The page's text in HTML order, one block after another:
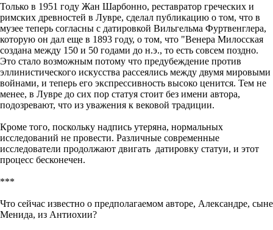
Только в 1951 году Жан Шарбонно, реставратор греческих и
римских древностей в Лувре, сделал публикацию о том, что в
музее теперь согласны с датировкой Вильгельма Фуртвенглера,
которую он дал еще в 1893 году, о том, что "Венера Милосская
создана между 150 и 50 годами до н.э., то есть совсем поздно.
Это стало возможным потому что предубеждение против
эллинистического искусства рассеялись между двумя мировыми
войнами, и теперь его экспрессивность высоко ценится. Тем не
менее, в Лувре до сих пор статуя стоит без имени автора,
подозревают, что из уважения к вековой традиции.
Кроме того, поскольку надпись утеряна, нормальных
исследований не провести. Различные современные
исследователи продолжают двигать датировку статуи, и этот
процесс бесконечен.
***
Что сейчас известно о предполагаемом авторе, Александре, сыне
Менида, из Антиохии?